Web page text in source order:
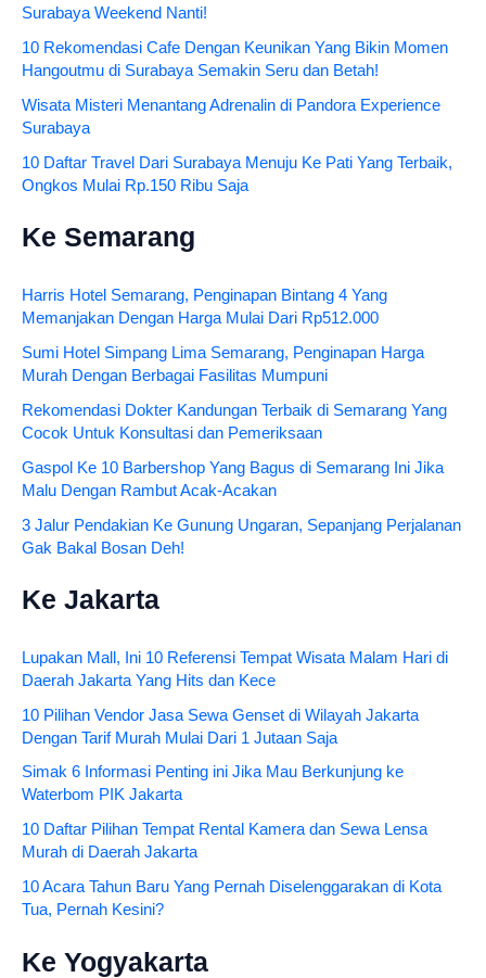
Surabaya Weekend Nanti!
10 Rekomendasi Cafe Dengan Keunikan Yang Bikin Momen
Hangoutmu di Surabaya Semakin Seru dan Betah!
Wisata Misteri Menantang Adrenalin di Pandora Experience
Surabaya
10 Daftar Travel Dari Surabaya Menuju Ke Pati Yang Terbaik,
Ongkos Mulai Rp.150 Ribu Saja
Ke Semarang
Harris Hotel Semarang, Penginapan Bintang 4 Yang
Memanjakan Dengan Harga Mulai Dari Rp512.000
Sumi Hotel Simpang Lima Semarang, Penginapan Harga
Murah Dengan Berbagai Fasilitas Mumpuni
Rekomendasi Dokter Kandungan Terbaik di Semarang Yang
Cocok Untuk Konsultasi dan Pemeriksaan
Gaspol Ke 10 Barbershop Yang Bagus di Semarang Ini Jika
Malu Dengan Rambut Acak-Acakan
3 Jalur Pendakian Ke Gunung Ungaran, Sepanjang Perjalanan
Gak Bakal Bosan Deh!
Ke Jakarta
Lupakan Mall, Ini 10 Referensi Tempat Wisata Malam Hari di
Daerah Jakarta Yang Hits dan Kece
10 Pilihan Vendor Jasa Sewa Genset di Wilayah Jakarta
Dengan Tarif Murah Mulai Dari 1 Jutaan Saja
Simak 6 Informasi Penting ini Jika Mau Berkunjung ke
Waterbom PIK Jakarta
10 Daftar Pilihan Tempat Rental Kamera dan Sewa Lensa
Murah di Daerah Jakarta
10 Acara Tahun Baru Yang Pernah Diselenggarakan di Kota
Tua, Pernah Kesini?
Ke Yogyakarta